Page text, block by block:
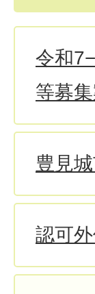
令和
等募
豊見
認可